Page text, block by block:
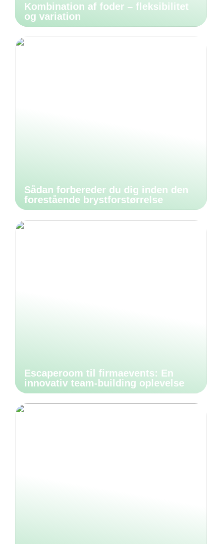
Kombination af foder – fleksibilitet
og variation
Sådan forbereder du dig inden den
forestående brystforstørrelse
Escaperoom til firmaevents: En
innovativ team-building oplevelse